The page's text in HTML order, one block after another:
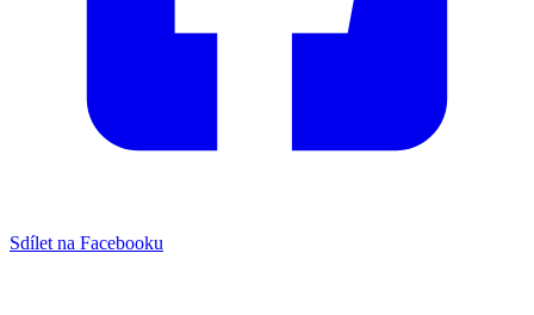
Sdílet na Facebooku